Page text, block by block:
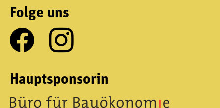
Folge uns
Hauptsponsorin